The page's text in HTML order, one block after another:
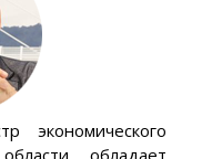
экономического